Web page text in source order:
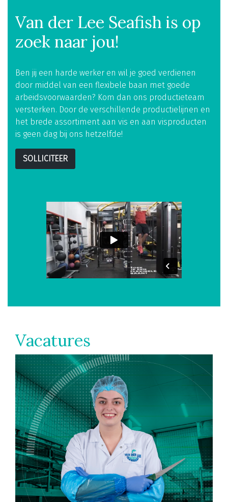
Van der Lee Seafish is op
zoek naar jou!
Ben jij een harde werker en wil je goed verdienen
door middel van een flexibele baan met goede
arbeidsvoorwaarden? Kom dan ons productieteam
versterken. Door de verschillende productielijnen en
het brede assortiment aan vis en aan visproducten
is geen dag bij ons hetzelfde!
SOLLICITEER
Vacatures